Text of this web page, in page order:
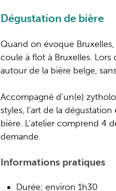
Dégustation de bière
Quand on évoque
coule à flot à Bruxelles.
autour de la bière belge,
Accompagné d'un(e)
styles, l’art de la
bière. L'atelier comprend 4
demande.
Informations pratiques
Durée: environ 1h30